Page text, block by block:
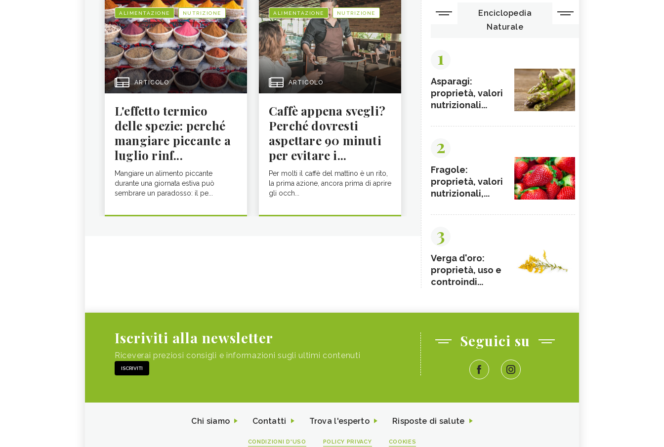
ALIMENTAZIONE NUTRIZIONE
ARTICOLO
L'effetto termico
delle spezie: perché
mangiare piccante a
luglio rinf...
Mangiare un alimento piccante
durante una giornata estiva può
sembrare un paradosso: il pe...
ALIMENTAZIONE NUTRIZIONE
ARTICOLO
Caffè appena svegli?
Perché dovresti
aspettare 90 minuti
per evitare i...
Per molti il caffè del mattino è un rito,
la prima azione, ancora prima di aprire
gli occh...
Enciclopedia
Naturale
1
Asparagi:
proprietà, valori
nutrizionali...
2
Fragole:
proprietà, valori
nutrizionali,...
3
Verga d'oro:
proprietà, uso e
controindi...
Iscriviti alla newsletter
Riceverai preziosi consigli e informazioni sugli ultimi contenuti
ISCRIVITI
Seguici su
Chi siamo Contatti Trova l'esperto Risposte di salute
CONDIZIONI D'USO POLICY PRIVACY COOKIES